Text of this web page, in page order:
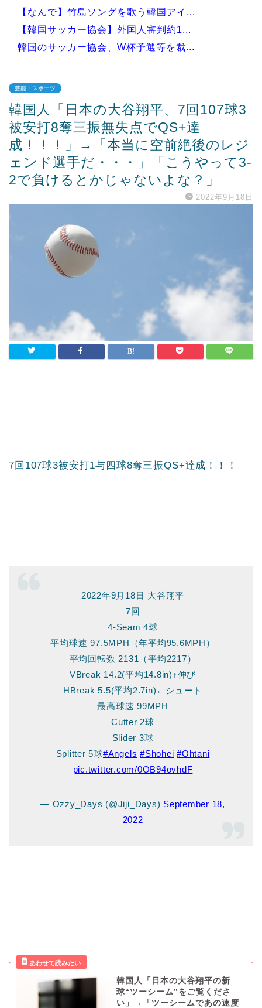
【なんで】竹島ソングを歌う韓国アイ...
【韓国サッカー協会】外国人審判約1...
韓国のサッカー協会、W杯予選等を裁...
Powered by livedoor 相互RSS
芸能・スポーツ
韓国人「日本の大谷翔平、7回107球3
被安打8奪三振無失点でQS+達
成！！！」→「本当に空前絶後のレジ
ェンド選手だ・・・」「こうやって3-
2で負けるとかじゃないよな？」
2022年9月18日
7回107球3被安打1与四球8奪三振QS+達成！！！
2022年9月18日 大谷翔平
7回
4-Seam 4球
平均球速 97.5MPH（年平均95.6MPH）
平均回転数 2131（平均2217）
VBreak 14.2(平均14.8in)↑伸び
HBreak 5.5(平均2.7in)←シュート
最高球速 99MPH
Cutter 2球
Slider 3球
Splitter 5球#Angels #Shohei #Ohtani
pic.twitter.com/0OB94ovhdF
— Ozzy_Days (@Jiji_Days) September 18,
2022
韓国人「日本の大谷翔平の新
球“ツーシーム”をご覧くださ
い」→「ツーシームであの速度